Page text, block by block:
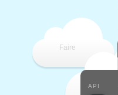
Faire
API